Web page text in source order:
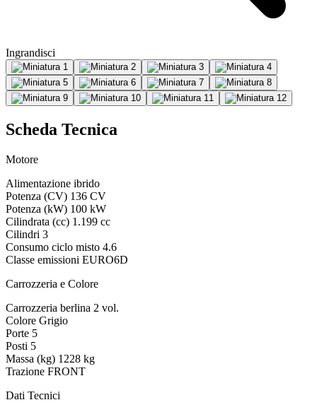
Ingrandisci
Scheda Tecnica
Motore
Alimentazione ibrido
Potenza (CV) 136 CV
Potenza (kW) 100 kW
Cilindrata (cc) 1.199 cc
Cilindri 3
Consumo ciclo misto 4.6
Classe emissioni EURO6D
Carrozzeria e Colore
Carrozzeria berlina 2 vol.
Colore Grigio
Porte 5
Posti 5
Massa (kg) 1228 kg
Trazione FRONT
Dati Tecnici